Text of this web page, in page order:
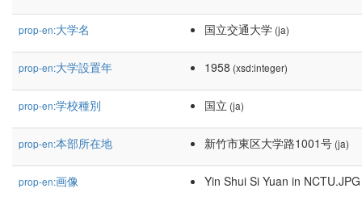
prop-en:大学名 国立交通大学 (ja)
prop-en:大学設置年 1958 (xsd:integer)
prop-en:学校種別 国立 (ja)
prop-en:本部所在地 新竹市東区大学路1001号 (ja)
prop-en:画像 Yin Shui Si Yuan in NCTU.JPG